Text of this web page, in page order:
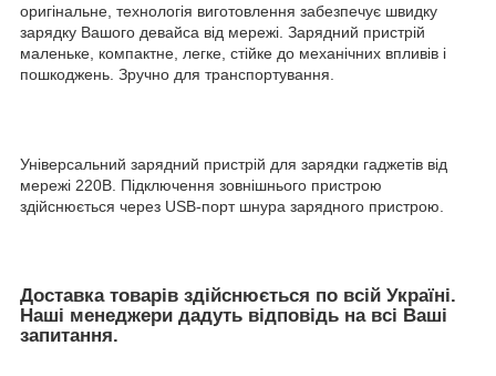
оригінальне, технологія виготовлення забезпечує швидку
зарядку Вашого девайса від мережі. Зарядний пристрій
маленьке, компактне, легке, стійке до механічних впливів і
пошкоджень. Зручно для транспортування.
Універсальний зарядний пристрій для зарядки гаджетів від
мережі 220В. Підключення зовнішнього пристрою
здійснюється через USB-порт шнура зарядного пристрою.
Доставка товарів здійснюється по всій Україні.
Наші менеджери дадуть відповідь на всі Ваші
запитання.